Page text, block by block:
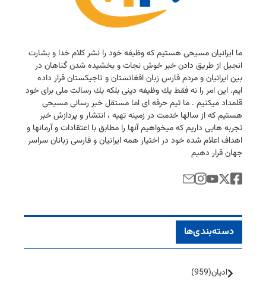
ما ایرانیان مسیحی هستیم كه وظیفه خود را نشر كلام خدا و بشارت
انجیل از طریق دادن خبر خوش نجات و بخشیده شدن گناهان در
بین ایرانیان و مردم فارس زبان افغانستان و تاجیكستان قرار داده
ایم. این امر را نه فقط یك وظیفه دینی بلكه یك رسالت ملی برای خود
قلمداد میكنیم . ما تیم حرفه ای اما مستقل خبر رسانی مسیحی
هستیم كه از سالها خدمت در زمینه تهیه ، انتشار و پردازش خبر
تجربه هایی داریم كه میخواهیم آنها را مطابق با اعتقادات و آرمانها و
اهداف اعلام شده خود در اختیار همه ایرانیان و فارسی زبانان سراسر
جهان قرار دهیم
دسته‌بندی‌ها
ادیان(959)